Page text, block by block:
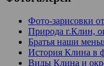
Фото-зарисовки
Природа г.Клин,
Братья наши
История Клина в
Виды Клина и